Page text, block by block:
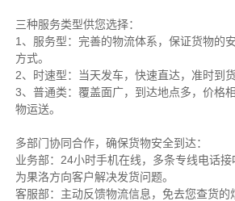
三种服务类型供您选择：
1、服务型：完善的物流体系，保证货物的
方式。
2、时速型：当天发车，快速直达，准时到
3、普通类：覆盖面广，到达地点多，价格
物运送。
多部门协同合作，确保货物安全到达：
业务部：24小时手机在线，多条专线电话
为果洛方向客户解决发货问题。
客服部：主动反馈物流信息，免去您查货的